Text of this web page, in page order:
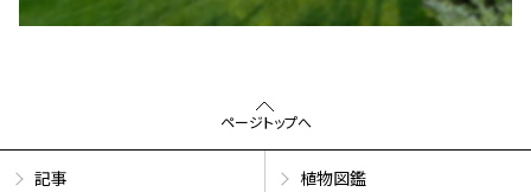
ページトップへ
記事 植物図鑑